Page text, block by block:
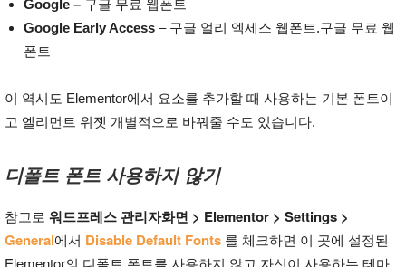
Google – 구글 무료 웹폰트
Google Early Access – 구글 얼리 엑세스 웹폰트.구글 무료 웹
폰트
이 역시도 Elementor에서 요소를 추가할 때 사용하는 기본 폰트이
고 엘리먼트 위젯 개별적으로 바꿔줄 수도 있습니다.
디폴트 폰트 사용하지 않기
참고로 워드프레스 관리자화면 > Elementor > Settings >
General에서 Disable Default Fonts 를 체크하면 이 곳에 설정된
Elementor의 디폴트 폰트를 사용하지 않고 자신이 사용하는 테마